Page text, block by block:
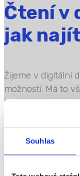
Souhlas
Čtení v
jak
Žijeme v digitální
možností. Má to
hledat balanc
offline režimem.
čtení. Jak
bychom přišli o
Přečtěte si více